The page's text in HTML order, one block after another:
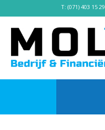
T: (071) 403 15 29